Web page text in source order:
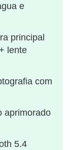
e
principal
lente
com
aprimorado
5.4